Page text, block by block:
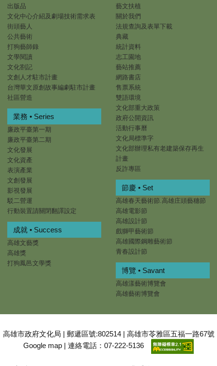
出版品
文化中心介紹及劇場技術需求表
街頭藝人
公共藝術
打狗藝師錄
文學閱讀
文化劄記
文創人才駐市計畫
台灣華文原創故事編劇駐市計畫
社區營造
藝文扶植
關於我們
法規查詢及表單下載
典藏
統計資料
志工園地
藝站推薦
網路書店
售票系統
雙語環境
文化部重大政策
政府公開資訊
活動行事曆
文化局標準字
文化部辦理私有老建築保存再生
計畫
反詐專區
業務 • Series
廉政平臺第一期
廉政平臺第二期
文化發展
文化資產
表演產業
文創發展
影視發展
駁二營運
行動裝置請關閉翻譯設定
節慶 • Set
高雄春天藝術節.高雄庄頭藝穗節
高雄電影節
高雄設計節
戲獅甲藝術節
高雄國際鋼雕藝術節
青春設計節
成就 • Success
高雄文藝獎
高雄獎
打狗鳳邑文學獎
博覽 • Savant
高雄漾藝術博覽會
高雄藝術博覽會
高雄市政府文化局 | 郵遞區號:802514 | 高雄市苓雅區五福一路67號
Google map | 連絡電話：07-222-5136